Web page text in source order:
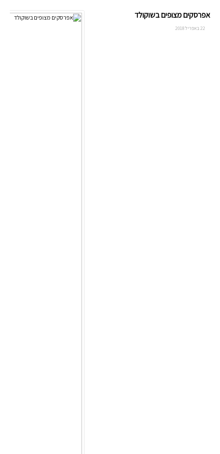
אפרסקים מצופים בשוקולד
22 באפריל 2018